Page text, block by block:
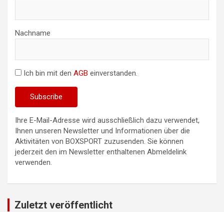
Nachname
Ich bin mit den AGB einverstanden.
Ihre E-Mail-Adresse wird ausschließlich dazu verwendet,
Ihnen unseren Newsletter und Informationen über die
Aktivitäten von BOXSPORT zuzusenden. Sie können
jederzeit den im Newsletter enthaltenen Abmeldelink
verwenden.
Zuletzt veröffentlicht